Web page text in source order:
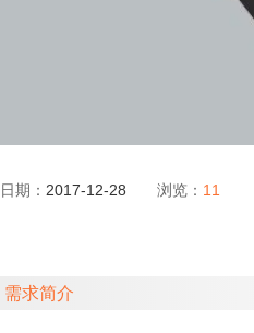
日期： 2017-12-28 浏览： 11
需求简介